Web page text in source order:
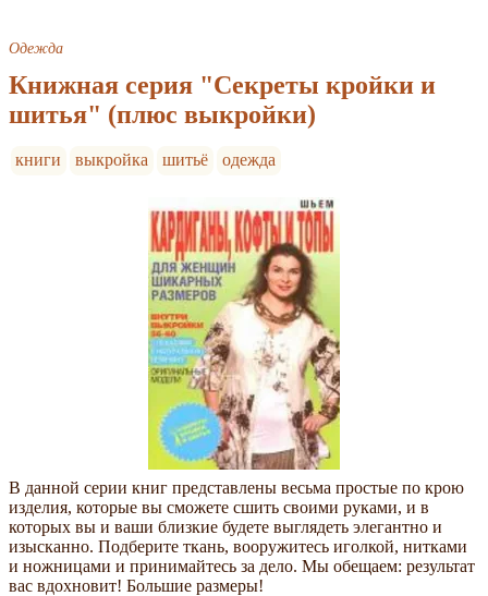
Одежда
Книжная серия "Секреты кройки и
шитья" (плюс выкройки)
книги выкройка шитьё одежда
В данной серии книг представлены весьма простые по крою
изделия, которые вы сможете сшить своими руками, и в
которых вы и ваши близкие будете выглядеть элегантно и
изысканно. Подберите ткань, вооружитесь иголкой, нитками
и ножницами и принимайтесь за дело. Мы обещаем: результат
вас вдохновит! Большие размеры!